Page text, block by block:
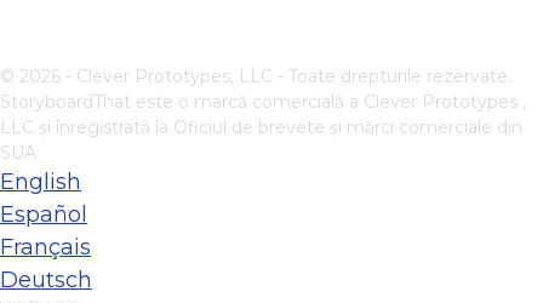
© 2026 - Clever Prototypes, LLC - Toate drepturile rezervate.
StoryboardThat este o marcă comercială a Clever Prototypes ,
LLC și înregistrată la Oficiul de brevete și mărci comerciale din
SUA
English
Español
Français
Deutsch